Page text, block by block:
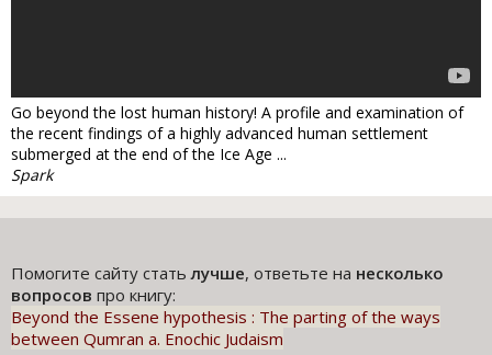
Go beyond the lost human history! A profile and examination of
the recent findings of a highly advanced human settlement
submerged at the end of the Ice Age ...
Spark
Помогите сайту статьлучше, ответьте на несколько
вопросов про книгу:
Beyond the Essene hypothesis : The parting of the ways
between Qumran a. Enochic Judaism